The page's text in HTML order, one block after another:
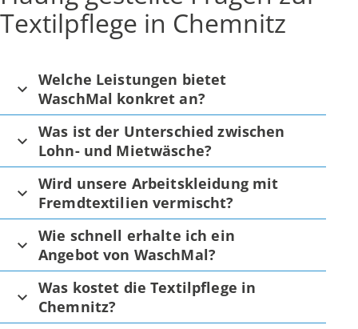
Textilpflege in Chemnitz
Welche Leistungen bietet
WaschMal konkret an?
Was ist der Unterschied zwischen
Lohn- und Mietwäsche?
Wird unsere Arbeitskleidung mit
Fremdtextilien vermischt?
Wie schnell erhalte ich ein
Angebot von WaschMal?
Was kostet die Textilpflege in
Chemnitz?